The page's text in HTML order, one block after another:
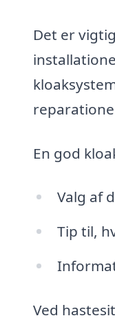
Det er
En god
Valg af
Tip til,
Ved